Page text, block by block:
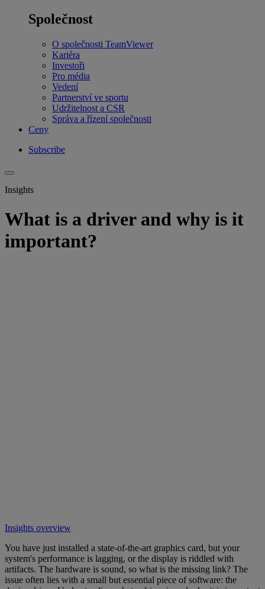
Společnost
O společnosti TeamViewer
Kariéra
Investoři
Pro média
Vedení
Partnerství ve sportu
Udržitelnost a CSR
Správa a řízení společnosti
Ceny
Subscribe
Insights
What is a driver and why is it
important?
Insights overview
You have just installed a state-of-the-art graphics card, but your
system's performance is lagging, or the display is riddled with
artifacts. The hardware is sound, so what is the missing link? The
issue often lies with a small but essential piece of software: the